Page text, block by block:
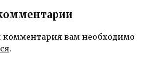
комментария вам необходимо
.